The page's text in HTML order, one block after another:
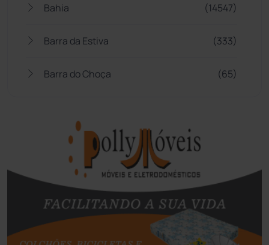
Bahia (14547)
Barra da Estiva (333)
Barra do Choça (65)
Bom Jesus da Lapa
Boquira
Botuporã (73)
Brasil (7681)